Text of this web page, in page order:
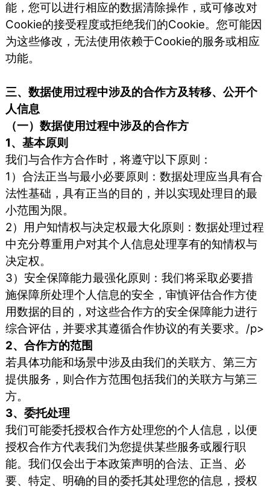
能，您可以进行相应的数据清除操作，或可修改对
Cookie的接受程度或拒绝我们的Cookie。您可能因
为这些修改，无法使用依赖于Cookie的服务或相应
功能。
三、数据使用过程中涉及的合作方及转移、公开个
人信息
（一）数据使用过程中涉及的合作方
1、基本原则
我们与合作方合作时，将遵守以下原则：
1）合法正当与最小必要原则：数据处理应当具有合
法性基础，具有正当的目的，并以实现处理目的最
小范围为限。
2）用户知情权与决定权最大化原则：数据处理过程
中充分尊重用户对其个人信息处理享有的知情权与
决定权。
3）安全保障能力最强化原则：我们将采取必要措
施保障所处理个人信息的安全，审慎评估合作方使
用数据的目的，对这些合作方的安全保障能力进行
综合评估，并要求其遵循合作协议的有关要求。/p>
2、合作方的范围
若具体功能和场景中涉及由我们的关联方、第三方
提供服务，则合作方范围包括我们的关联方与第三
方。
3、委托处理
我们可能委托授权合作方处理您的个人信息，以便
授权合作方代表我们为您提供某些服务或履行职
能。我们仅会出于本政策声明的合法、正当、必
要、特定、明确的目的委托其处理您的信息，授权